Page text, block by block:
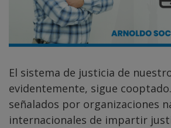
El sistema de justicia de
evidentemente, sigue
señalados por organizaciones
internacionales de impartir